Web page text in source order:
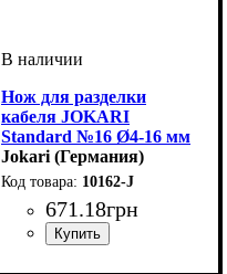
Нож для разделки
кабеля JOKARI
Standard №16 Ø4-16 мм
Jokari (Германия)
10162-J
671.18грн